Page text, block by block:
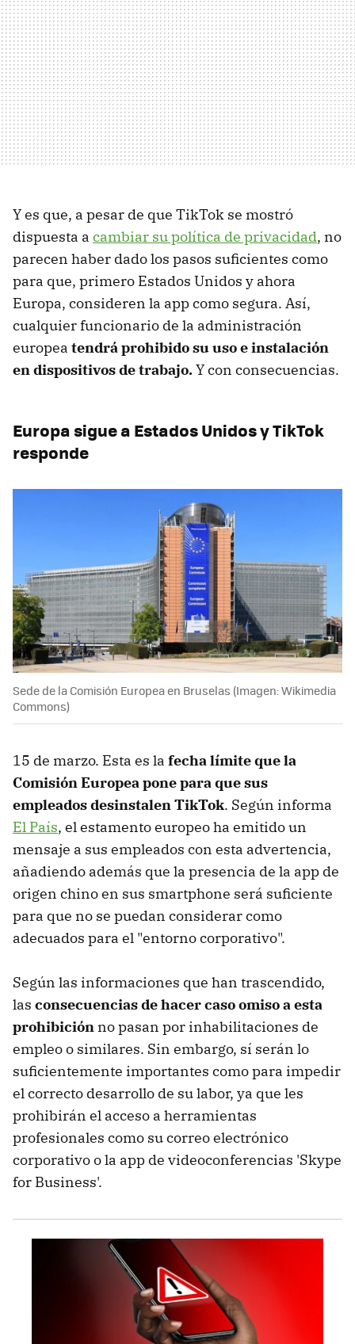
Y es que, a pesar de que TikTok se mostró
dispuesta a cambiar su política de privacidad, no
parecen haber dado los pasos suficientes como
para que, primero Estados Unidos y ahora
Europa, consideren la app como segura. Así,
cualquier funcionario de la administración
europea tendrá prohibido su uso e instalación
en dispositivos de trabajo.Y con consecuencias.
Europa sigue a Estados Unidos y TikTok
responde
Sede de la Comisión Europea en Bruselas (Imagen: Wikimedia
Commons)
15 de marzo. Esta es la fecha límite que la
Comisión Europea pone para que sus
empleados desinstalen TikTok. Según informa
El País, el estamento europeo ha emitido un
mensaje a sus empleados con esta advertencia,
añadiendo además que la presencia de la app de
origen chino en sus smartphone será suficiente
para que no se puedan considerar como
adecuados para el "entorno corporativo".
Según las informaciones que han trascendido,
las consecuencias de hacer caso omiso a esta
prohibición no pasan por inhabilitaciones de
empleo o similares. Sin embargo, sí serán lo
suficientemente importantes como para impedir
el correcto desarrollo de su labor, ya que les
prohibirán el acceso a herramientas
profesionales como su correo electrónico
corporativo o la app de videoconferencias 'Skype
for Business'.